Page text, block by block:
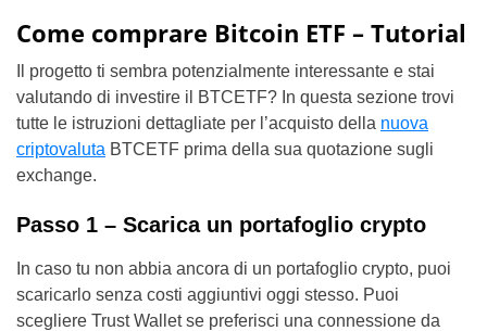
Come comprare Bitcoin ETF – Tutorial
Il progetto ti sembra potenzialmente interessante e stai
valutando di investire il BTCETF? In questa sezione trovi
tutte le istruzioni dettagliate per l’acquisto della nuova
criptovaluta BTCETF prima della sua quotazione sugli
exchange.
Passo 1 – Scarica un portafoglio crypto
In caso tu non abbia ancora di un portafoglio crypto, puoi
scaricarlo senza costi aggiuntivi oggi stesso. Puoi
scegliere Trust Wallet se preferisci una connessione da